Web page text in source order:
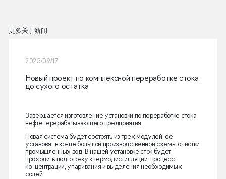
更多关于新闻
2025/09/17
Новый проект по комплексной переработке стока
до сухого остатка
Завершается изготовление установки по переработке стока
нефтеперерабатывающего предприятия.
Новая система будет состоять из трех модулей, ее
установят в конце большой производственной схемы очистки
промышленных вод. В нашей установке сток будет
проходить подготовку к термодистилляции, процесс
концентрации, упаривания и выделения необходимых
солей.